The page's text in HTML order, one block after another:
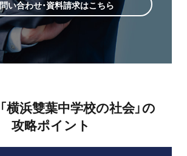
い合わせ・資料請求はこちら
横浜雙葉中学校の社会」の
攻略ポイント